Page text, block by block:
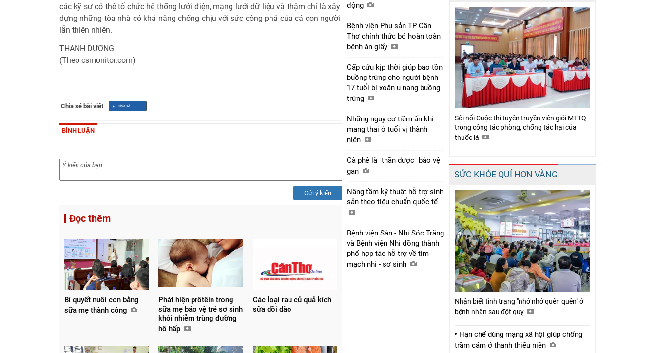
các kỹ sư có thể tổ chức hệ thống lưới điện, mạng lưới dữ liệu và thậm chí là xây
dựng những tòa nhà có khả năng chống chịu với sức công phá của cả con người
lẫn thiên nhiên.
THANH DƯƠNG
(Theo csmonitor.com)
Chia sẻ bài viết
BÌNH LUẬN
Gửi ý kiến
Đọc thêm
Bí quyết nuôi con bằng
sữa mẹ thành công
Phát hiện prôtêin trong
sữa mẹ bảo vệ trẻ sơ sinh
khỏi nhiễm trùng đường
hô hấp
Các loại rau củ quả kích
sữa dồi dào
động
Bệnh viện Phụ sản TP Cần
Thơ chính thức bỏ hoàn toàn
bệnh án giấy
Cấp cứu kịp thời giúp bảo tồn
buồng trứng cho người bệnh
17 tuổi bị xoắn u nang buồng
trứng
Những nguy cơ tiềm ẩn khi
mang thai ở tuổi vị thành
niên
Cà phê là "thần dược" bảo vệ
gan
Nâng tầm kỹ thuật hỗ trợ sinh
sản theo tiêu chuẩn quốc tế
Bệnh viện Sản - Nhi Sóc Trăng
và Bệnh viện Nhi đồng thành
phố hợp tác hỗ trợ về tim
mạch nhi - sơ sinh
Sôi nổi Cuộc thi tuyên truyền viên giỏi MTTQ
trong công tác phòng, chống tác hại của
thuốc lá
SỨC KHỎE QUÍ HƠN VÀNG
Nhận biết tình trạng "nhớ nhớ quên quên" ở
bệnh nhân sau đột quỵ
Hạn chế dùng mạng xã hội giúp chống
trầm cảm ở thanh thiếu niên